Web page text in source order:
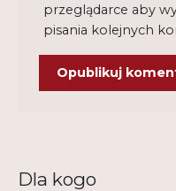
przeglądarce aby
pisania kolejnych
Dla kogo